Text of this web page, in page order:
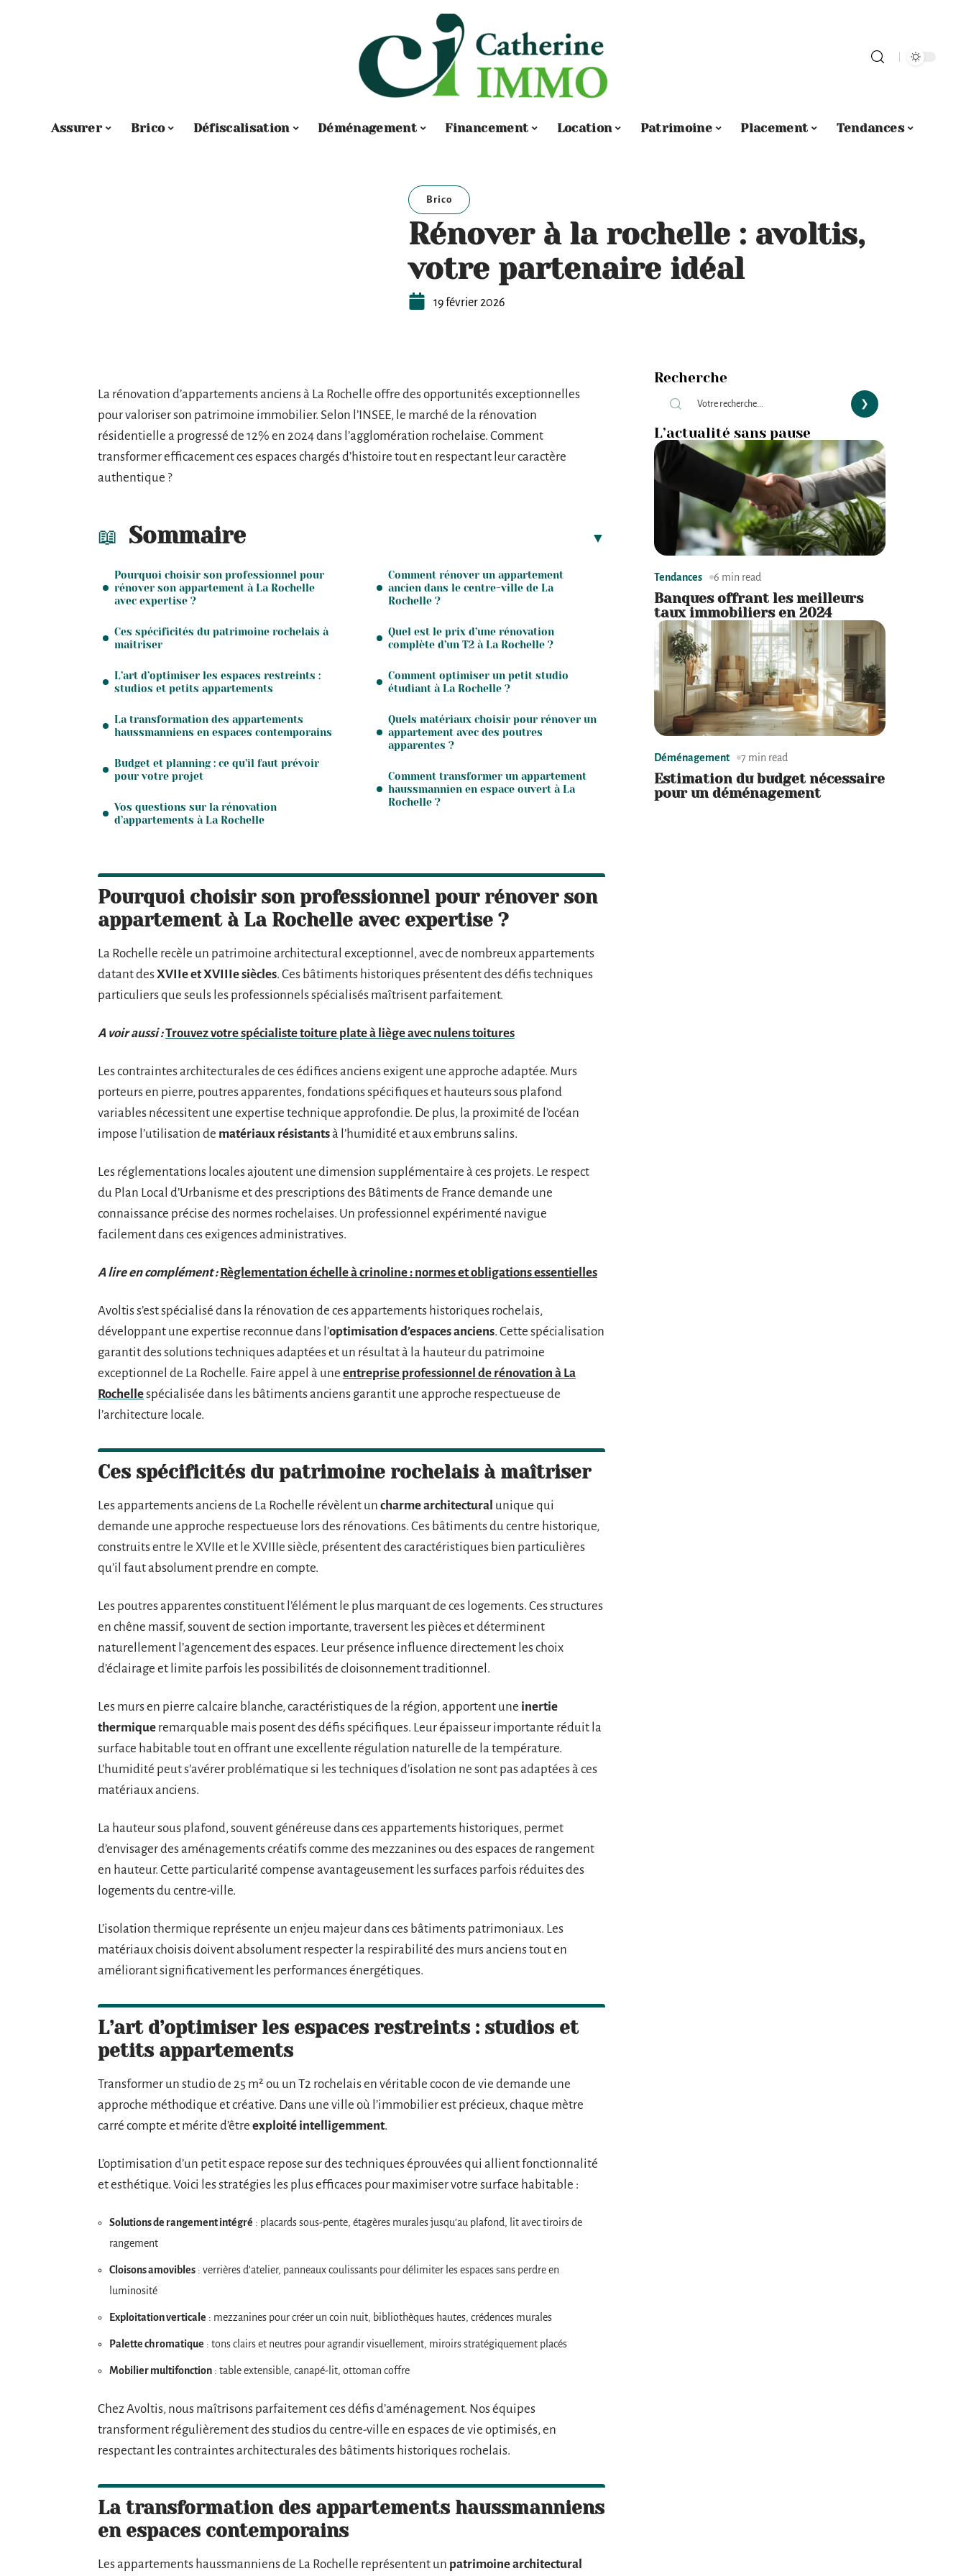
Assurer Brico Défiscalisation Déménagement Financement Location Patrimoine Placement Tendances
Brico
Rénover à la rochelle : avoltis,
votre partenaire idéal
19 février 2026
La rénovation d’appartements anciens à La Rochelle offre des opportunités exceptionnelles
pour valoriser son patrimoine immobilier. Selon l’INSEE, le marché de la rénovation
résidentielle a progressé de 12% en 2024 dans l’agglomération rochelaise. Comment
transformer efficacement ces espaces chargés d’histoire tout en respectant leur caractère
authentique ?
Sommaire
Pourquoi choisir son professionnel pour
rénover son appartement à La Rochelle
avec expertise ?
Ces spécificités du patrimoine rochelais à
maîtriser
L’art d’optimiser les espaces restreints :
studios et petits appartements
La transformation des appartements
haussmanniens en espaces contemporains
Budget et planning : ce qu’il faut prévoir
pour votre projet
Vos questions sur la rénovation
d’appartements à La Rochelle
Comment rénover un appartement
ancien dans le centre-ville de La
Rochelle ?
Quel est le prix d’une rénovation
complète d’un T2 à La Rochelle ?
Comment optimiser un petit studio
étudiant à La Rochelle ?
Quels matériaux choisir pour rénover un
appartement avec des poutres
apparentes ?
Comment transformer un appartement
haussmannien en espace ouvert à La
Rochelle ?
Pourquoi choisir son professionnel pour rénover son
appartement à La Rochelle avec expertise ?
La Rochelle recèle un patrimoine architectural exceptionnel, avec de nombreux appartements
datant desXVIIe et XVIIIe siècles. Ces bâtiments historiques présentent des défis techniques
particuliers que seuls les professionnels spécialisés maîtrisent parfaitement.
A voir aussi :Trouvez votre spécialiste toiture plate à liège avec nulens toitures
Les contraintes architecturales de ces édifices anciens exigent une approche adaptée. Murs
porteurs en pierre, poutres apparentes, fondations spécifiques et hauteurs sous plafond
variables nécessitent une expertise technique approfondie. De plus, la proximité de l’océan
impose l’utilisation de matériaux résistantsà l’humidité et aux embruns salins.
Les réglementations locales ajoutent une dimension supplémentaire à ces projets. Le respect
du Plan Local d’Urbanisme et des prescriptions des Bâtiments de France demande une
connaissance précise des normes rochelaises. Un professionnel expérimenté navigue
facilement dans ces exigences administratives.
A lire en complément : Règlementation échelle à crinoline : normes et obligations essentielles
Avoltis s’est spécialisé dans la rénovation de ces appartements historiques rochelais,
développant une expertise reconnue dans l’optimisation d’espaces anciens. Cette spécialisation
garantit des solutions techniques adaptées et un résultat à la hauteur du patrimoine
exceptionnel de La Rochelle. Faire appel à une entreprise professionnel de rénovation à La
Rochellespécialisée dans les bâtiments anciens garantit une approche respectueuse de
l’architecture locale.
Ces spécificités du patrimoine rochelais à maîtriser
Les appartements anciens de La Rochelle révèlent un charme architectural unique qui
demande une approche respectueuse lors des rénovations. Ces bâtiments du centre historique,
construits entre le XVIIe et le XVIIIe siècle, présentent des caractéristiques bien particulières
qu’il faut absolument prendre en compte.
Les poutres apparentes constituent l’élément le plus marquant de ces logements. Ces structures
en chêne massif, souvent de section importante, traversent les pièces et déterminent
naturellement l’agencement des espaces. Leur présence influence directement les choix
d’éclairage et limite parfois les possibilités de cloisonnement traditionnel.
Les murs en pierre calcaire blanche, caractéristiques de la région, apportent une inertie
thermique remarquable mais posent des défis spécifiques. Leur épaisseur importante réduit la
surface habitable tout en offrant une excellente régulation naturelle de la température.
L’humidité peut s’avérer problématique si les techniques d’isolation ne sont pas adaptées à ces
matériaux anciens.
La hauteur sous plafond, souvent généreuse dans ces appartements historiques, permet
d’envisager des aménagements créatifs comme des mezzanines ou des espaces de rangement
en hauteur. Cette particularité compense avantageusement les surfaces parfois réduites des
logements du centre-ville.
L’isolation thermique représente un enjeu majeur dans ces bâtiments patrimoniaux. Les
matériaux choisis doivent absolument respecter la respirabilité des murs anciens tout en
améliorant significativement les performances énergétiques.
L’art d’optimiser les espaces restreints : studios et
petits appartements
Transformer un studio de 25 m² ou un T2 rochelais en véritable cocon de vie demande une
approche méthodique et créative. Dans une ville où l’immobilier est précieux, chaque mètre
carré compte et mérite d’être exploité intelligemment.
L’optimisation d’un petit espace repose sur des techniques éprouvées qui allient fonctionnalité
et esthétique. Voici les stratégies les plus efficaces pour maximiser votre surface habitable :
Solutions de rangement intégré : placards sous-pente, étagères murales jusqu’au plafond, lit avec tiroirs de
rangement
Cloisons amovibles : verrières d’atelier, panneaux coulissants pour délimiter les espaces sans perdre en
luminosité
Exploitation verticale : mezzanines pour créer un coin nuit, bibliothèques hautes, crédences murales
Palette chromatique : tons clairs et neutres pour agrandir visuellement, miroirs stratégiquement placés
Mobilier multifonction : table extensible, canapé-lit, ottoman coffre
Chez Avoltis, nous maîtrisons parfaitement ces défis d’aménagement. Nos équipes
transforment régulièrement des studios du centre-ville en espaces de vie optimisés, en
respectant les contraintes architecturales des bâtiments historiques rochelais.
La transformation des appartements haussmanniens
en espaces contemporains
Les appartements haussmanniens de La Rochelle représentent un patrimoine architectural
Recherche
L’actualité sans pause
Tendances 6 min read
Banques offrant les meilleurs
taux immobiliers en 2024
Déménagement 7 min read
Estimation du budget nécessaire
pour un déménagement